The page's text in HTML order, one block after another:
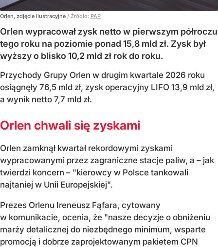
Orlen, zdjęcie ilustracyjne / Źródło: PAP
Orlen wypracował zysk netto w pierwszym półroczu
tego roku na poziomie ponad 15,8 mld zł. Zysk był
wyższy o blisko 10,2 mld zł rok do roku.
Przychody Grupy Orlen w drugim kwartale 2026 roku
osiągnęły 76,5 mld zł, zysk operacyjny LIFO 13,9 mld zł,
a wynik netto 7,7 mld zł.
Orlen chwali się zyskami
Orlen zamknął kwartał rekordowymi zyskami
wypracowanymi przez zagraniczne stacje paliw, a – jak
twierdzi koncern – "kierowcy w Polsce tankowali
najtaniej w Unii Europejskiej".
Prezes Orlenu Ireneusz Fąfara, cytowany
w komunikacie, ocenia, że "nasze decyzje o obniżeniu
marży detalicznej do niezbędnego minimum, wsparte
promocją i dobrze zaprojektowanym pakietem CPN